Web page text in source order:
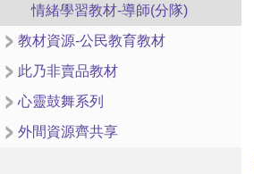
情緒學習教材-導師(分隊)
教材資源-公民教育教材
此乃非賣品教材
心靈鼓舞系列
外間資源齊共享